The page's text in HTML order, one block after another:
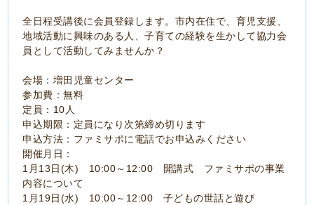
全日程受講後に会員登録します。市内在住で、育児支援、
地域活動に興味のある人、子育ての経験を生かして協力会
員として活動してみませんか？
会場：増田児童センター
参加費：無料
定員：10人
申込期限：定員になり次第締め切ります
申込方法：ファミサポに電話でお申込みください
開催月日：
1月13日(木) 10:00～12:00 開講式 ファミサポの事業
内容について
1月19日(水) 10:00～12:00 子どもの世話と遊び